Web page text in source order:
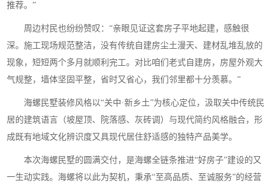
推荐。”
周边村民也纷纷赞叹：“亲眼见证这套房子平地起建，感触很
深。施工现场规范整洁，没有传统自建房尘土漫天、建材乱堆乱放的
现象，短短两个多月就顺利完工。对比咱们老式自建房，房屋外观大
气规整，墙体坚固平整，省时又省心，我们邻里都十分羡慕。”
海螺民墅装修风格以“关中·新乡土”为核心定位，汲取关中传统民
居的建筑语言（坡屋顶、院落感、灰砖调）与现代简约风格融合，形
成既有地域文化辨识度又具现代居住舒适感的独特产品美学。
本次海螺民墅的圆满交付，是海螺全链条推进“好房子”建设的又
一生动实践。海螺将以此为契机，秉承“至高品质、至诚服务”的经营